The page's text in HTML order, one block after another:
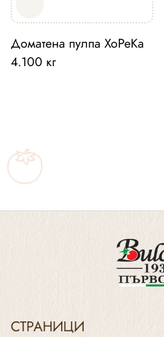
Доматена пулпа ХоРеКа
4.100 кг
СТРАНИЦИ